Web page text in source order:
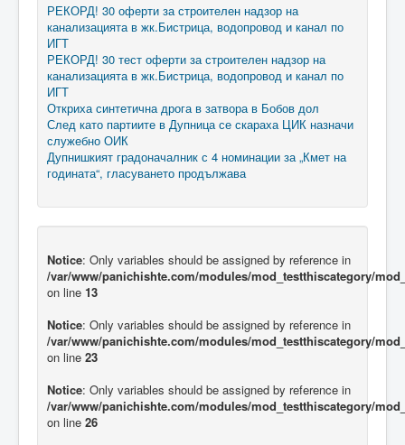
РЕКОРД! 30 оферти за строителен надзор на
канализацията в жк.Бистрица, водопровод и канал по
ИГТ
РЕКОРД! 30 тест оферти за строителен надзор на
канализацията в жк.Бистрица, водопровод и канал по
ИГТ
Откриха синтетична дрога в затвора в Бобов дол
След като партиите в Дупница се скараха ЦИК назначи
служебно ОИК
Дупнишкият градоначалник с 4 номинации за „Кмет на
годината“, гласуването продължава
Notice: Only variables should be assigned by reference in
/var/www/panichishte.com/modules/mod_testthiscategory/
on line 13
Notice: Only variables should be assigned by reference in
/var/www/panichishte.com/modules/mod_testthiscategory/
on line 23
Notice: Only variables should be assigned by reference in
/var/www/panichishte.com/modules/mod_testthiscategory/
on line 26